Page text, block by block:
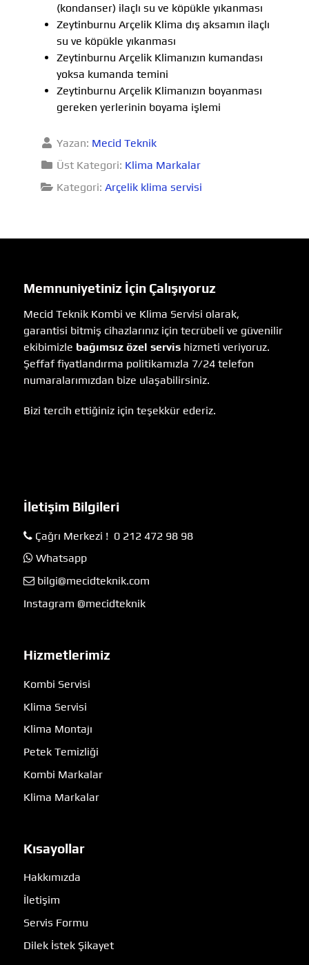
(kondanser) ilaçlı su ve köpükle yıkanması
Zeytinburnu Arçelik Klima dış aksamın ilaçlı
su ve köpükle yıkanması
Zeytinburnu Arçelik Klimanızın kumandası
yoksa kumanda temini
Zeytinburnu Arçelik Klimanızın boyanması
gereken yerlerinin boyama işlemi
Yazan: Mecid Teknik
Üst Kategori: Klima Markalar
Kategori: Arçelik klima servisi
Memnuniyetiniz İçin Çalışıyoruz
Mecid Teknik Kombi ve Klima Servisi olarak,
garantisi bitmiş cihazlarınız için tecrübeli ve güvenilir
ekibimizle bağımsız özel servis hizmeti veriyoruz.
Şeffaf fiyatlandırma politikamızla 7/24 telefon
numaralarımızdan bize ulaşabilirsiniz.
Bizi tercih ettiğiniz için teşekkür ederiz.
İletişim Bilgileri
Çağrı Merkezi ! 0 212 472 98 98
Whatsapp
bilgi@mecidteknik.com
Instagram @mecidteknik
Hizmetlerimiz
Kombi Servisi
Klima Servisi
Klima Montajı
Petek Temizliği
Kombi Markalar
Klima Markalar
Kısayollar
Hakkımızda
İletişim
Servis Formu
Dilek İstek Şikayet